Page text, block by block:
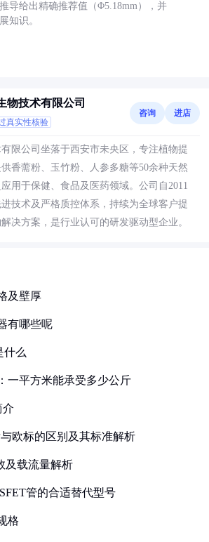
导给出精确推荐值（Φ5.18mm），并
知识。
物技术有限公司
真实性核验
咨询 进店
限公司坐落于西安市未央区，专注植物提
香薷粉、玉竹粉、人参多糖等50余种天然
用于保健、食品及医药领域。公司自2011
技术及严格质控体系，持续为全球客户提
决方案，是行业认可的研发驱动型企业。
及壁厚
有哪些呢
什么
一平方米能承受多少公斤
介
欧标的区别及其标准解析
及载流量解析
管的合适替代型号
格